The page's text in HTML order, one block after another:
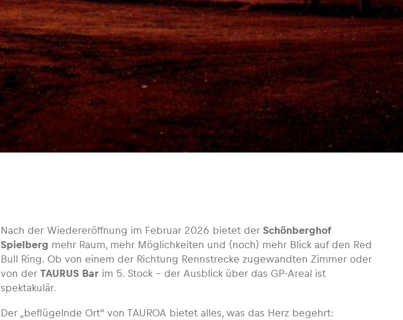
Nach der Wiedereröffnung im Februar 2026 bietet der Schönberghof
Spielberg mehr Raum, mehr Möglichkeiten und (noch) mehr Blick auf den Red
Bull Ring. Ob von einem der Richtung Rennstrecke zugewandten Zimmer oder
von der TAURUS Bar im 5. Stock – der Ausblick über das GP-Areal ist
spektakulär.
Der „beflügelnde Ort“ von TAUROA bietet alles, was das Herz begehrt: